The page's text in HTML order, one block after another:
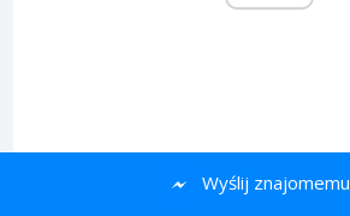
Wyślij znajomemu